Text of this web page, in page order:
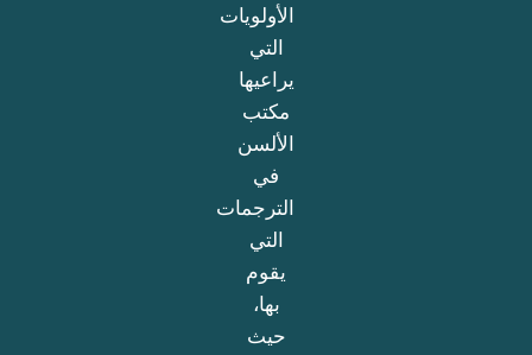
الأولويات
التي
يراعيها
مكتب
الألسن
في
الترجمات
التي
يقوم
بها،
حيث